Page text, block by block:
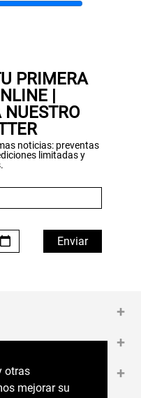
otras
mejorar su
otras
mejorar su
PRIMERA
|
NUESTRO
noticias: preventas
limitadas y
+
+
+